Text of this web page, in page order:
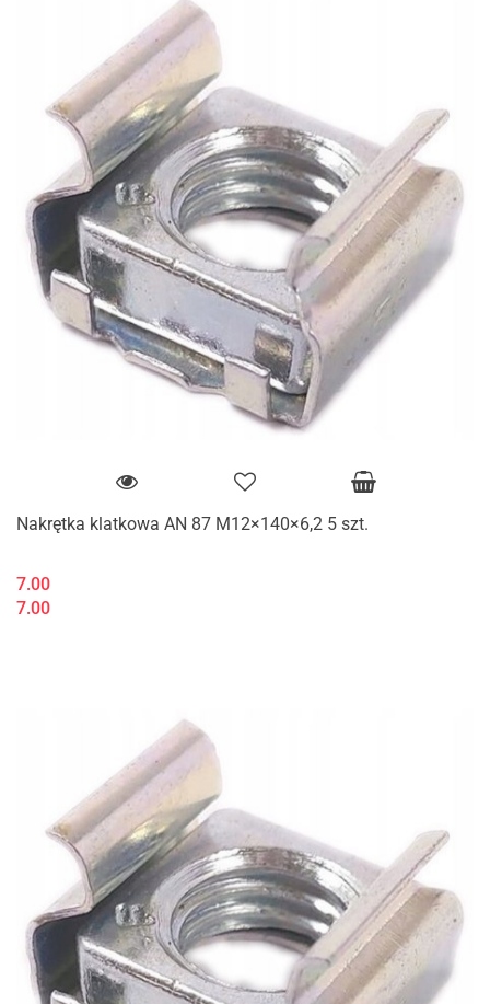
Nakrętka klatkowa AN 87 M12×140×6,2 5 szt.
7.00
7.00